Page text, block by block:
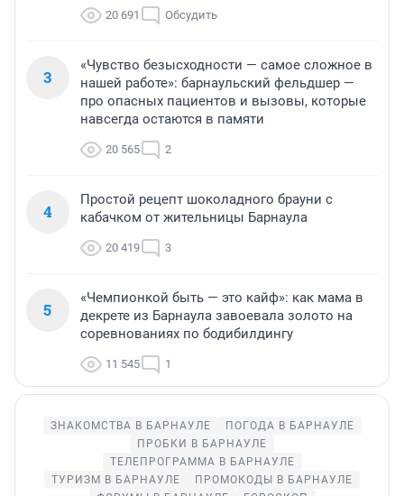
20 691 Обсудить
3
«Чувство безысходности — самое сложное в
нашей работе»: барнаульский фельдшер —
про опасных пациентов и вызовы, которые
навсегда остаются в памяти
20 565 2
4
Простой рецепт шоколадного брауни с
кабачком от жительницы Барнаула
20 419 3
5
«Чемпионкой быть — это кайф»: как мама в
декрете из Барнаула завоевала золото на
соревнованиях по бодибилдингу
11 545 1
ЗНАКОМСТВА В БАРНАУЛЕ
ПОГОДА В БАРНАУЛЕ
ПРОБКИ В БАРНАУЛЕ
ТЕЛЕПРОГРАММА В БАРНАУЛЕ
ТУРИЗМ В БАРНАУЛЕ
ПРОМОКОДЫ В БАРНАУЛЕ